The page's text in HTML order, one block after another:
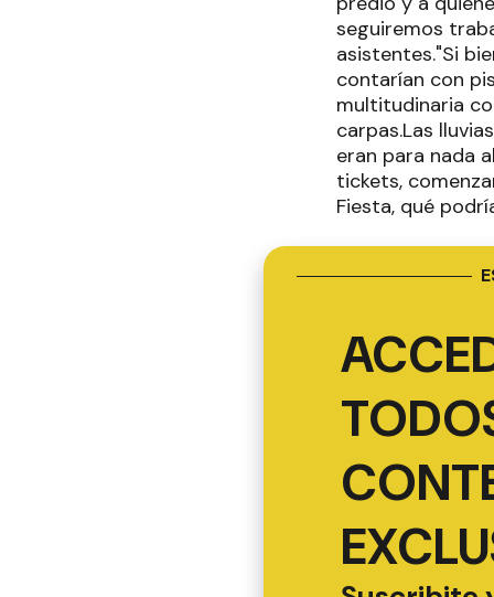
seguiremos
asistentes."Si
contarían con
multitudinaria
carpas.Las
eran para nada
tickets,
Fiesta, qué